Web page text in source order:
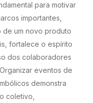
para motivar
importantes,
de um novo produto
fortalece o espírito
dos colaboradores
eventos de
demonstra
coletivo,